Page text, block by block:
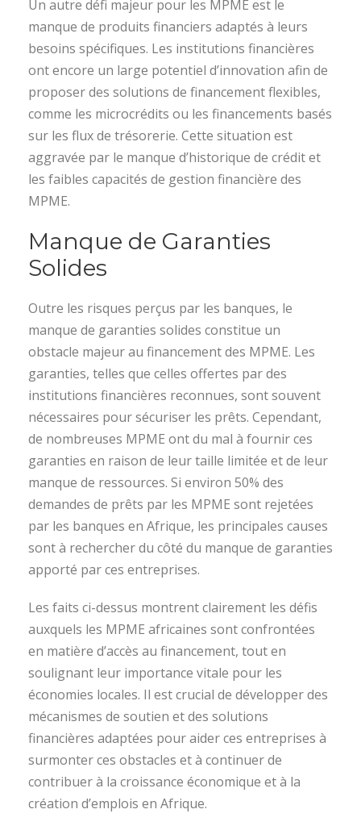
Un autre défi majeur pour les MPME est le
manque de produits financiers adaptés à leurs
besoins spécifiques. Les institutions financières
ont encore un large potentiel d’innovation afin de
proposer des solutions de financement flexibles,
comme les microcrédits ou les financements basés
sur les flux de trésorerie. Cette situation est
aggravée par le manque d’historique de crédit et
les faibles capacités de gestion financière des
MPME.
Manque de Garanties
Solides
Outre les risques perçus par les banques, le
manque de garanties solides constitue un
obstacle majeur au financement des MPME. Les
garanties, telles que celles offertes par des
institutions financières reconnues, sont souvent
nécessaires pour sécuriser les prêts. Cependant,
de nombreuses MPME ont du mal à fournir ces
garanties en raison de leur taille limitée et de leur
manque de ressources. Si environ 50% des
demandes de prêts par les MPME sont rejetées
par les banques en Afrique, les principales causes
sont à rechercher du côté du manque de garanties
apporté par ces entreprises.
Les faits ci-dessus montrent clairement les défis
auxquels les MPME africaines sont confrontées
en matière d’accès au financement, tout en
soulignant leur importance vitale pour les
économies locales. Il est crucial de développer des
mécanismes de soutien et des solutions
financières adaptées pour aider ces entreprises à
surmonter ces obstacles et à continuer de
contribuer à la croissance économique et à la
création d’emplois en Afrique.